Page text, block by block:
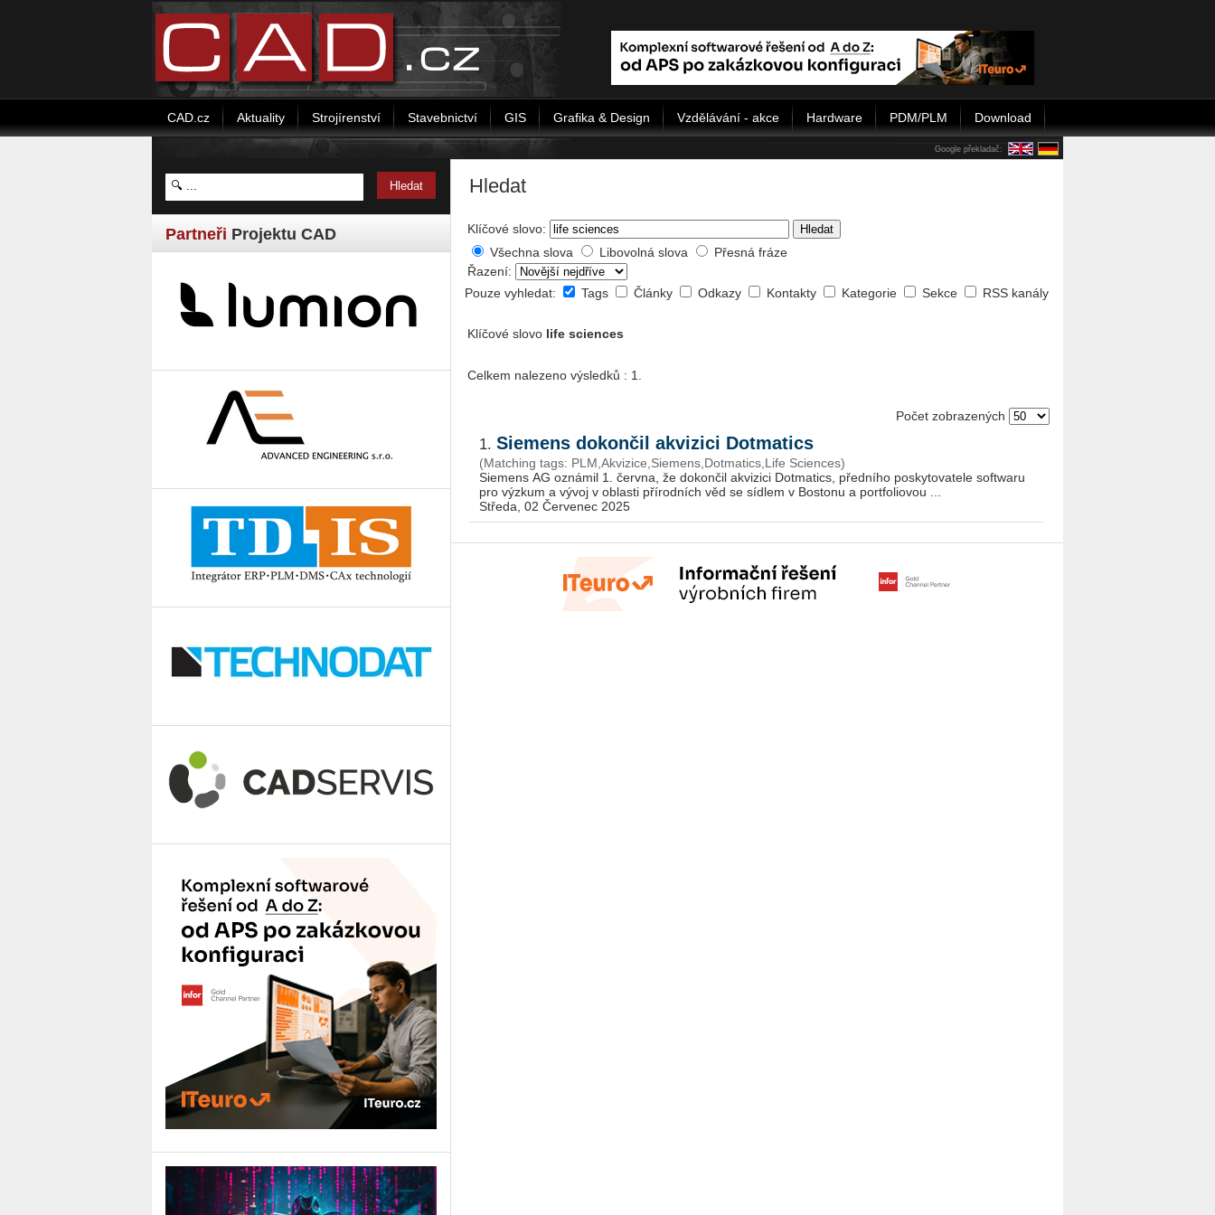
CAD.cz Aktuality Strojírenství Stavebnictví GIS Grafika & Design Vzdělávání - akce Hardware PDM/PLM Download
Google překladač:
Partneři Projektu CAD
Hledat
Klíčové slovo: Hledat
Všechna slova Libovolná slova
Přesná fráze
Řazení:
Pouze vyhledat:
Tags Články Odkazy Kontakty Kategorie Sekce RSS kanály
Klíčové slovo life sciences
Celkem nalezeno výsledků : 1.
Počet zobrazených
1. Siemens dokončil akvizici Dotmatics
(Matching tags: PLM,Akvizice,Siemens,Dotmatics,Life Sciences)
Sie­mens AG ozná­mil 1. červ­na, že do­kon­čil akvi­zi­ci Do­tma­tics, před­ní­ho po­sky­to­va­te­le soft­wa­ru
pro vý­zkum a vývoj v ob­las­ti pří­rod­ních věd se síd­lem v Bos­to­nu a port­fo­li­o­vou ...
Středa, 02 Červenec 2025